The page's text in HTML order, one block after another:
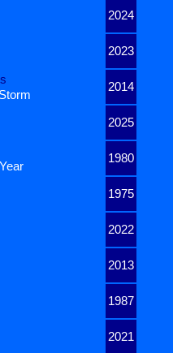
2024
2023
2014
2025
1980
1975
2022
2013
1987
2021